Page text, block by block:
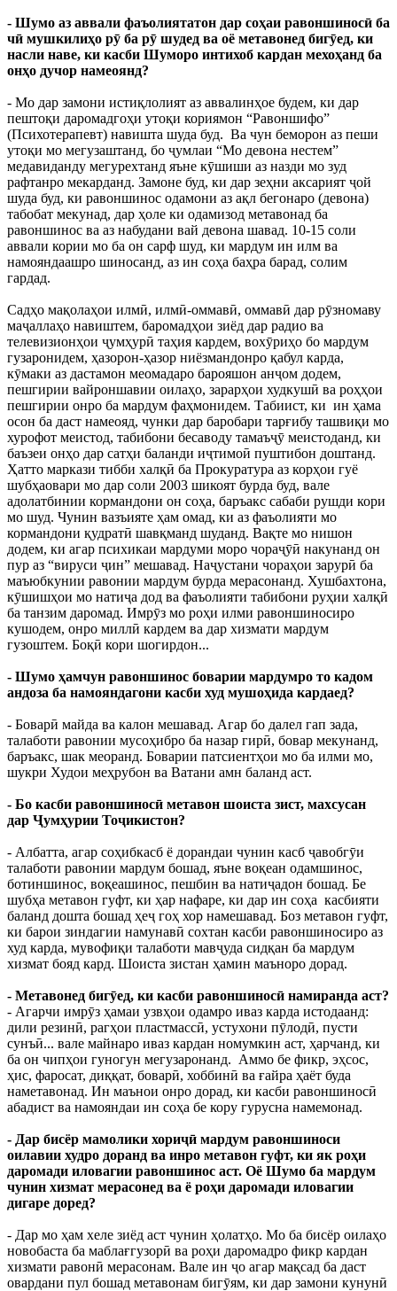
- Шумо аз аввали фаъолиятатон дар соҳаи равоншиносӣ ба
чӣ мушкилиҳо рӯ ба рӯ шудед ва оё метавонед бигӯед, ки
насли наве, ки касби Шуморо интихоб кардан мехоҳанд ба
онҳо дучор намеоянд?
- Мо дар замони истиқлолият аз аввалинҳое будем, ки дар
пештоқи даромадгоҳи утоқи кориямон “Равоншифо”
(Психотерапевт) навишта шуда буд. Ва чун беморон аз пеши
утоқи мо мегузаштанд, бо ҷумлаи “Мо девона нестем”
медавиданду мегурехтанд яъне кӯшиши аз назди мо зуд
рафтанро мекарданд. Замоне буд, ки дар зеҳни аксарият ҷой
шуда буд, ки равоншинос одамони аз ақл бегонаро (девона)
табобат мекунад, дар ҳоле ки одамизод метавонад ба
равоншинос ва аз набудани вай девона шавад. 10-15 соли
аввали кории мо ба он сарф шуд, ки мардум ин илм ва
намояндаашро шиносанд, аз ин соҳа баҳра барад, солим
гардад.
Садҳо мақолаҳои илмӣ, илмӣ-оммавӣ, оммавӣ дар рӯзномаву
маҷаллаҳо навиштем, баромадҳои зиёд дар радио ва
телевизионҳои ҷумҳурӣ таҳия кардем, вохӯриҳо бо мардум
гузаронидем, ҳазорон-ҳазор ниёзмандонро қабул карда,
кӯмаки аз дастамон меомадаро барояшон анҷом додем,
пешгирии вайроншавии оилаҳо, зарарҳои худкушӣ ва роҳҳои
пешгирии онро ба мардум фаҳмонидем. Табиист, ки ин ҳама
осон ба даст намеояд, чунки дар баробари тарғибу ташвиқи мо
хурофот меистод, табибони бесаводу тамаъҷӯ меистоданд, ки
баъзеи онҳо дар сатҳи баланди иҷтимоӣ пуштибон доштанд.
Ҳатто маркази тибби халқӣ ба Прокуратура аз корҳои гуё
шубҳаовари мо дар соли 2003 шикоят бурда буд, вале
адолатбинии кормандони он соҳа, баръакс сабаби рушди кори
мо шуд. Чунин вазъияте ҳам омад, ки аз фаъолияти мо
кормандони қудратӣ шавқманд шуданд. Вақте мо нишон
додем, ки агар психикаи мардуми моро чораҷӯӣ накунанд он
пур аз “вируси ҷин” мешавад. Наҷустани чораҳои зарурӣ ба
маъюбкунии равонии мардум бурда мерасонанд. Хушбахтона,
кӯшишҳои мо натиҷа дод ва фаъолияти табибони руҳии халқӣ
ба танзим даромад. Имрӯз мо роҳи илми равоншиносиро
кушодем, онро миллӣ кардем ва дар хизмати мардум
гузоштем. Боқӣ кори шогирдон...
- Шумо ҳамчун равоншинос боварии мардумро то кадом
андоза ба намояндагони касби худ мушоҳида кардаед?
- Боварӣ майда ва калон мешавад. Агар бо далел гап зада,
талаботи равонии мусоҳибро ба назар гирӣ, бовар мекунанд,
баръакс, шак меоранд. Боварии патсиентҳои мо ба илми мо,
шукри Худои меҳрубон ва Ватани амн баланд аст.
- Бо касби равоншиносӣ метавон шоиста зист, махсусан
дар Ҷумҳурии Тоҷикистон?
- Албатта, агар соҳибкасб ё дорандаи чунин касб ҷавобгӯи
талаботи равонии мардум бошад, яъне воқеан одамшинос,
ботиншинос, воқеашинос, пешбин ва натиҷадон бошад. Бе
шубҳа метавон гуфт, ки ҳар нафаре, ки дар ин соҳа касбияти
баланд дошта бошад ҳеҷ гоҳ хор намешавад. Боз метавон гуфт,
ки барои зиндагии намунавӣ сохтан касби равоншиносиро аз
худ карда, мувофиқи талаботи мавҷуда сидқан ба мардум
хизмат бояд кард. Шоиста зистан ҳамин маъноро дорад.
- Метавонед бигӯед, ки касби равоншиносӣ намиранда аст?
- Агарчи имрӯз ҳамаи узвҳои одамро иваз карда истодаанд:
дили резинӣ, рагҳои пластмассӣ, устухони пӯлодӣ, пусти
сунъӣ... вале майнаро иваз кардан номумкин аст, ҳарчанд, ки
ба он чипҳои гуногун мегузаронанд. Аммо бе фикр, эҳсос,
ҳис, фаросат, диққат, боварӣ, хоббинӣ ва ғайра ҳаёт буда
наметавонад. Ин маънои онро дорад, ки касби равоншиносӣ
абадист ва намояндаи ин соҳа бе кору гурусна намемонад.
- Дар бисёр мамолики хориҷӣ мардум равоншиноси
оилавии худро доранд ва инро метавон гуфт, ки як роҳи
даромади иловагии равоншинос аст. Оё Шумо ба мардум
чунин хизмат мерасонед ва ё роҳи даромади иловагии
дигаре доред?
- Дар мо ҳам хеле зиёд аст чунин ҳолатҳо. Мо ба бисёр оилаҳо
новобаста ба маблағгузорӣ ва роҳи даромадро фикр кардан
хизмати равонӣ мерасонам. Вале ин ҷо агар мақсад ба даст
овардани пул бошад метавонам бигӯям, ки дар замони кунунӣ